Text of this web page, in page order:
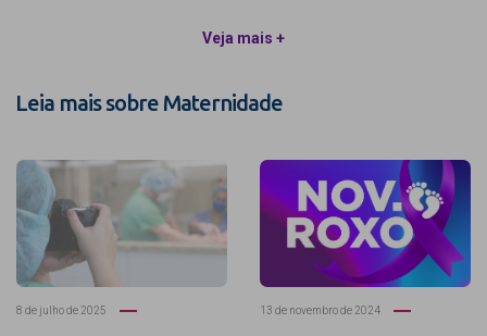
Veja mais +
Leia mais sobre Maternidade
8 de julho de 2025 13 de novembro de 2024